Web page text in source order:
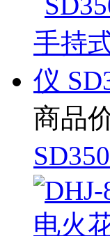
商品